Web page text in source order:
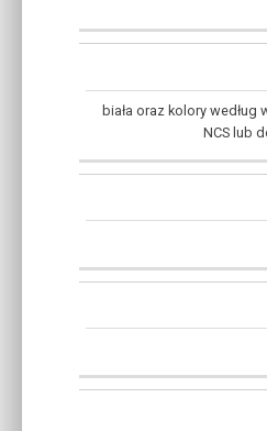
biała oraz kolory według
NCS lub